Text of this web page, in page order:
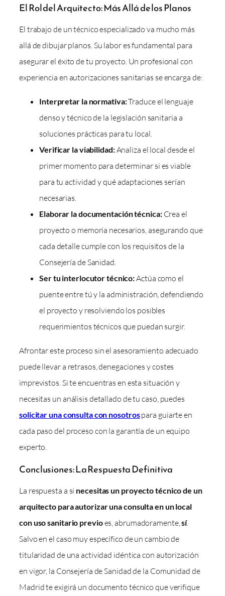
El Rol del Arquitecto: Más Allá de los Planos
El trabajo de un técnico especializado va mucho más
allá de dibujar planos. Su labor es fundamental para
asegurar el éxito de tu proyecto. Un profesional con
experiencia en autorizaciones sanitarias se encarga de:
Interpretar la normativa:Traduce el lenguaje
denso y técnico de la legislación sanitaria a
soluciones prácticas para tu local.
Verificar la viabilidad:Analiza el local desde el
primer momento para determinar si es viable
para tu actividad y qué adaptaciones serían
necesarias.
Elaborar la documentación técnica:Crea el
proyecto o memoria necesarios, asegurando que
cada detalle cumple con los requisitos de la
Consejería de Sanidad.
Ser tu interlocutor técnico:Actúa como el
puente entre tú y la administración, defendiendo
el proyecto y resolviendo los posibles
requerimientos técnicos que puedan surgir.
Afrontar este proceso sin el asesoramiento adecuado
puede llevar a retrasos, denegaciones y costes
imprevistos. Si te encuentras en esta situación y
necesitas un análisis detallado de tu caso, puedes
solicitar una consulta con nosotrospara guiarte en
cada paso del proceso con la garantía de un equipo
experto.
Conclusiones: La Respuesta Definitiva
La respuesta a si necesitas un proyecto técnico de un
arquitecto para autorizar una consulta en un local
con uso sanitario previoes, abrumadoramente,sí.
Salvo en el caso muy específico de un cambio de
titularidad de una actividad idéntica con autorización
en vigor, la Consejería de Sanidad de la Comunidad de
Madrid te exigirá un documento técnico que verifique